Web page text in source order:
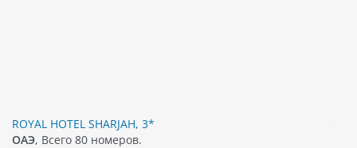
ROYAL HOTEL SHARJAH, 3*
ОАЭ, Всего 80 номеров.